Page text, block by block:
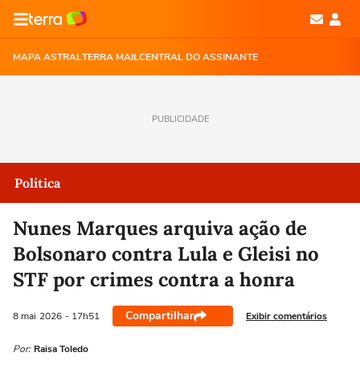
MAPA ASTRALTERRA MAILCENTRAL DO ASSINANTE
PUBLICIDADE
Política
Nunes Marques arquiva ação de
Bolsonaro contra Lula e Gleisi no
STF por crimes contra a honra
8 mai 2026 - 17h51 Compartilhar Exibir comentários
Por: Raisa Toledo